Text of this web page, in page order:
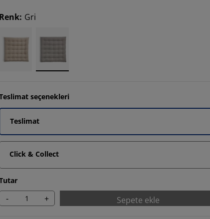
Renk: Gri
seçenekleri
Teslimat
Click & Collect
- + Sepete ekle